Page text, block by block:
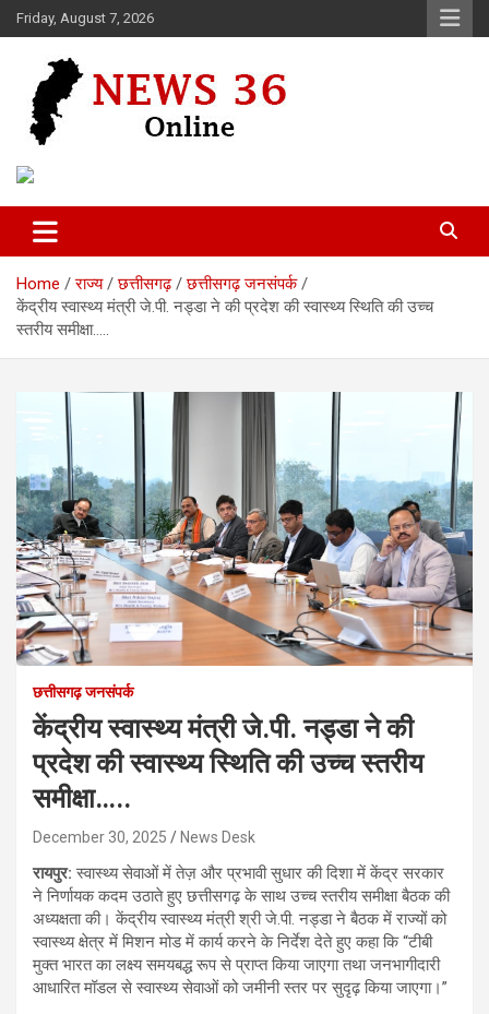
Skip
to
Friday, August 7, 2026
News 36
Home राज्य छत्तीसगढ़
छत्तीसगढ़ जनसंपर्क
केंद्रीय स्वास्थ्य मंत्री जे.पी. नड्डा ने की प्रदेश की स्वास्थ्य स्थिति की उच्च
स्तरीय समीक्षा…..
छत्तीसगढ़ जनसंपर्क
केंद्रीय स्वास्थ्य मंत्री जे.पी. नड्डा ने की
प्रदेश की स्वास्थ्य स्थिति की उच्च स्तरीय
समीक्षा…..
December 30, 2025 News Desk
रायपुर:स्वास्थ्य सेवाओं में तेज़ और प्रभावी सुधार की दिशा में केंद्र सरकार
ने निर्णायक कदम उठाते हुए छत्तीसगढ़ के साथ उच्च स्तरीय समीक्षा बैठक की
अध्यक्षता की। केंद्रीय स्वास्थ्य मंत्री श्री जे.पी. नड्डा ने बैठक में राज्यों को
स्वास्थ्य क्षेत्र में मिशन मोड में कार्य करने के निर्देश देते हुए कहा कि “टीबी
मुक्त भारत का लक्ष्य समयबद्ध रूप से प्राप्त किया जाएगा तथा जनभागीदारी
आधारित मॉडल से स्वास्थ्य सेवाओं को जमीनी स्तर पर सुदृढ़ किया जाएगा।”